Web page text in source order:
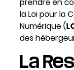
prendre en
la Loi pour la
Numérique (
des
La